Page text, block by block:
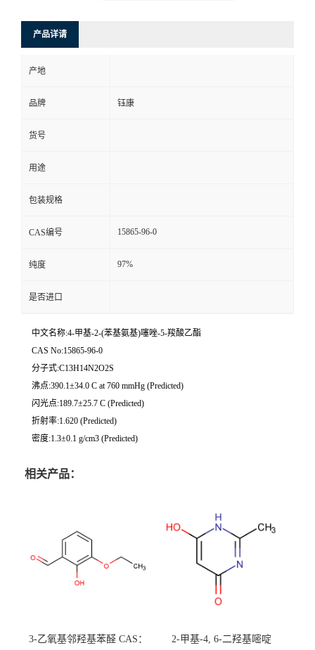
产品详请
产地
品牌 钰康
货号
用途
包装规格
CAS编号 15865-96-0
纯度 97%
是否进口
中文名称:4-甲基-2-(苯基氨基)噻唑-5-羧酸乙酯
CAS No:15865-96-0
分子式:C13H14N2O2S
沸点:390.1±34.0 C at 760 mmHg (Predicted)
闪光点:189.7±25.7 C (Predicted)
折射率:1.620 (Predicted)
密度:1.3±0.1 g/cm3 (Predicted)
相关产品：
3-乙氧基邻羟基苯醛 CAS：
2-甲基-4, 6-二羟基嘧啶